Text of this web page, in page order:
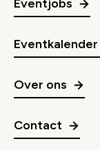
Eventjobs
Eventkalender
Over ons
Contact